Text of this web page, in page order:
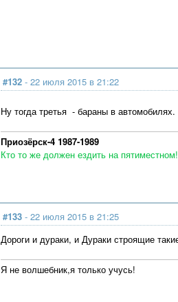
#132 - 22 июля 2015 в 21:22
Ну тогда третья - бараны в
Приозёрск-4 1987-1989
Кто то же должен ездить на пятиместном!
#133 - 22 июля 2015 в 21:25
Дороги и дураки, и Дураки строящие
Я не волшебник,я только учусь!